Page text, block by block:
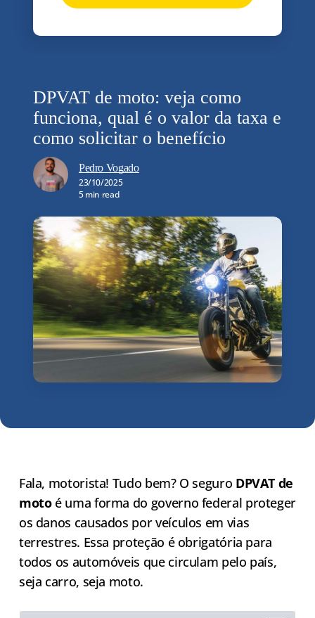
DPVAT de moto: veja como
funciona, qual é o valor da taxa e
como solicitar o benefício
Pedro Vogado
23/10/2025
5 min read
Fala, motorista! Tudo bem? O seguro DPVAT de
motoé uma forma do governo federal proteger
os danos causados por veículos em vias
terrestres. Essa proteção é obrigatória para
todos os automóveis que circulam pelo país,
seja carro, seja moto.